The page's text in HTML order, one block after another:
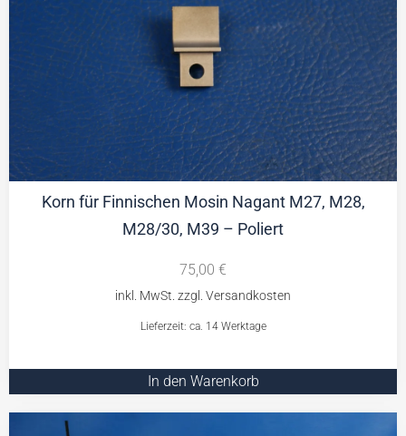
Korn für Finnischen Mosin Nagant M27, M28,
M28/30, M39 – Poliert
75,00 €
Lieferzeit: ca. 14 Werktage
In den Warenkorb